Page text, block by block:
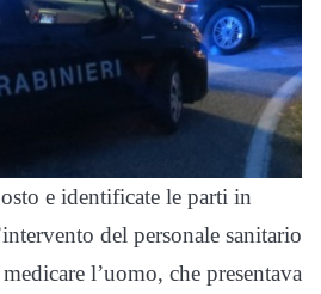
e identificate le parti in
del personale sanitario
l’uomo, che presentava